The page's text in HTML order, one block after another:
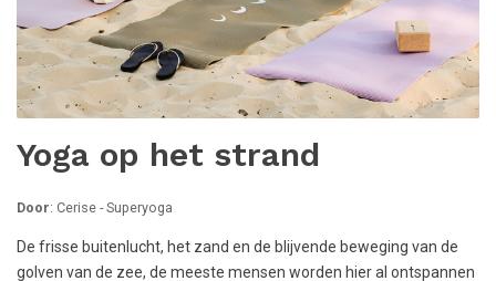
Yoga op het strand
Door: Cerise - Superyoga
De frisse buitenlucht, het zand en de blijvende beweging van de
golven van de zee, de meeste mensen worden hier al ontspannen